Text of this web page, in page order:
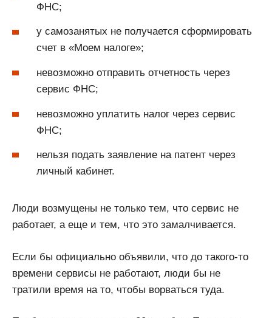
ФНС;
у самозанятых не получается сформировать
счет в «Моем налоге»;
невозможно отправить отчетность через
сервис ФНС;
невозможно уплатить налог через сервис
ФНС;
нельзя подать заявление на патент через
личный кабинет.
Люди возмущены не только тем, что сервис не
работает, а еще и тем, что это замалчивается.
Если бы официально объявили, что до такого-то
времени сервисы не работают, люди бы не
тратили время на то, чтобы ворваться туда.